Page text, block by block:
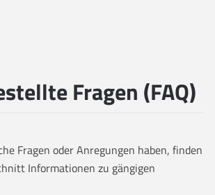
Fragen (FAQ)
Fragen oder Anregungen haben, finden
Informationen zu gängigen